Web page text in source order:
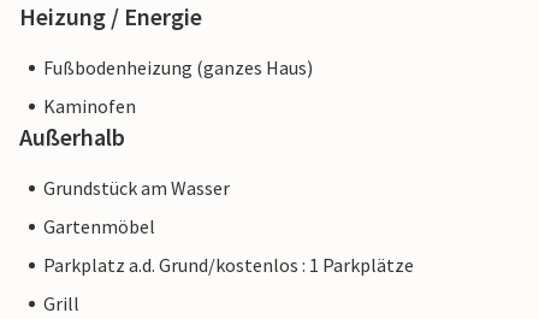
Heizung / Energie
Fußbodenheizung (ganzes Haus)
Kaminofen
Außerhalb
Grundstück am Wasser
Gartenmöbel
Parkplatz a.d. Grund/kostenlos : 1 Parkplätze
Grill